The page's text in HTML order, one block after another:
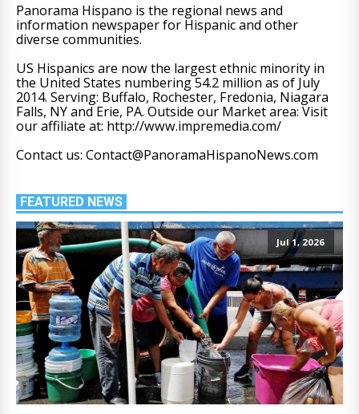
Panorama Hispano is the regional news and
information newspaper for Hispanic and other
diverse communities.
US Hispanics are now the largest ethnic minority in
the United States numbering 54.2 million as of July
2014. Serving: Buffalo, Rochester, Fredonia, Niagara
Falls, NY and Erie, PA. Outside our Market area: Visit
our affiliate at: http://www.impremedia.com/
Contact us: Contact@PanoramaHispanoNews.com
FEATURED NEWS
Jul 1, 2026